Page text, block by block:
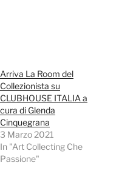
Arriva La Room del
Collezionista su
CLUBHOUSE ITALIA a
cura di Glenda
Cinquegrana
3 Marzo 2021
In "Art Collecting Che
Passione"